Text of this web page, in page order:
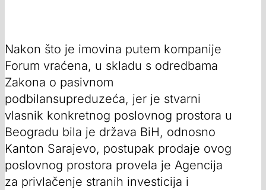
Nakon što je imovina putem kompanije
Forum vraćena, u skladu s odredbama
Zakona o pasivnom
podbilansupreduzeća, jer je stvarni
vlasnik konkretnog poslovnog prostora u
Beogradu bila je država BiH, odnosno
Kanton Sarajevo, postupak prodaje ovog
poslovnog prostora provela je Agencija
za privlačenje stranih investicija i